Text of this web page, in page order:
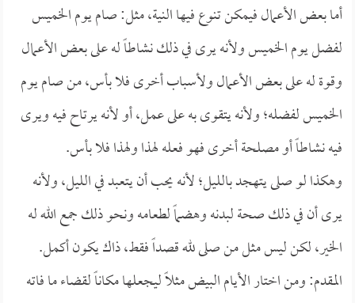
أما بعض الأعمال فيمكن تنوع فيها النية، مثل: صام يوم الخميس
لفضل يوم الخميس ولأنه يرى في ذلك نشاطاً له على بعض الأعمال
وقوة له على بعض الأعمال ولأسباب أخرى فلا بأس، من صام يوم
الخميس لفضله؛ ولأنه يتقوى به على عمل، أو لأنه يرتاح فيه ويرى
فيه نشاطاً أو مصلحة أخرى فهو فعله لهذا ولهذا فلا بأس.
وهكذا لو صلى يتهجد بالليل؛ لأنه يحب أن يتعبد في الليل، ولأنه
يرى أن في ذلك صحة لبدنه وهضماً لطعامه ونحو ذلك جمع الله له
الخير، لكن ليس مثل من صلى لله قصداً فقط، ذاك يكون أكمل.
المقدم: ومن اختار الأيام البيض مثلاً ليجعلها مكاناً لقضاء ما فاته